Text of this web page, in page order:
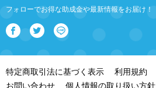
フォローでお得な助成金や最新情報をお届け！
特定商取引法に基づく表示
利用規約
お問い合わせ
個人情報の取り扱い方針